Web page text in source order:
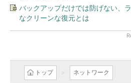
バックアップだけでは防げない、
なクリーンな復元とは
トップ ネットワーク